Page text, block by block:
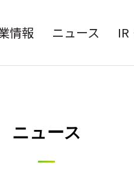
情報 ニュース IR
ニュース